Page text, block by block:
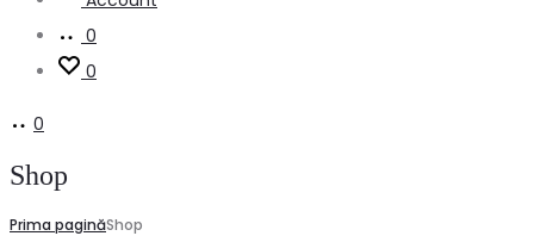
0
0
0
Shop
Prima paginăShop